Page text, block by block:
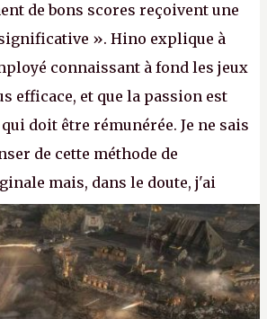
de bons scores reçoivent une
». Hino explique à
connaissant à fond les jeux
efficace, et que la passion est
doit être rémunérée. Je ne sais
de cette méthode de
mais, dans le doute, j'ai
par cœur les 300 derniers
PCavant de demander une
Le Fou.A.